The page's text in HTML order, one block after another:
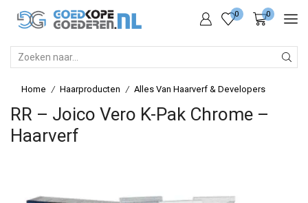
0 0
Home / Haarproducten / Alles Van Haarverf & Developers
RR – Joico Vero K-Pak Chrome –
Haarverf